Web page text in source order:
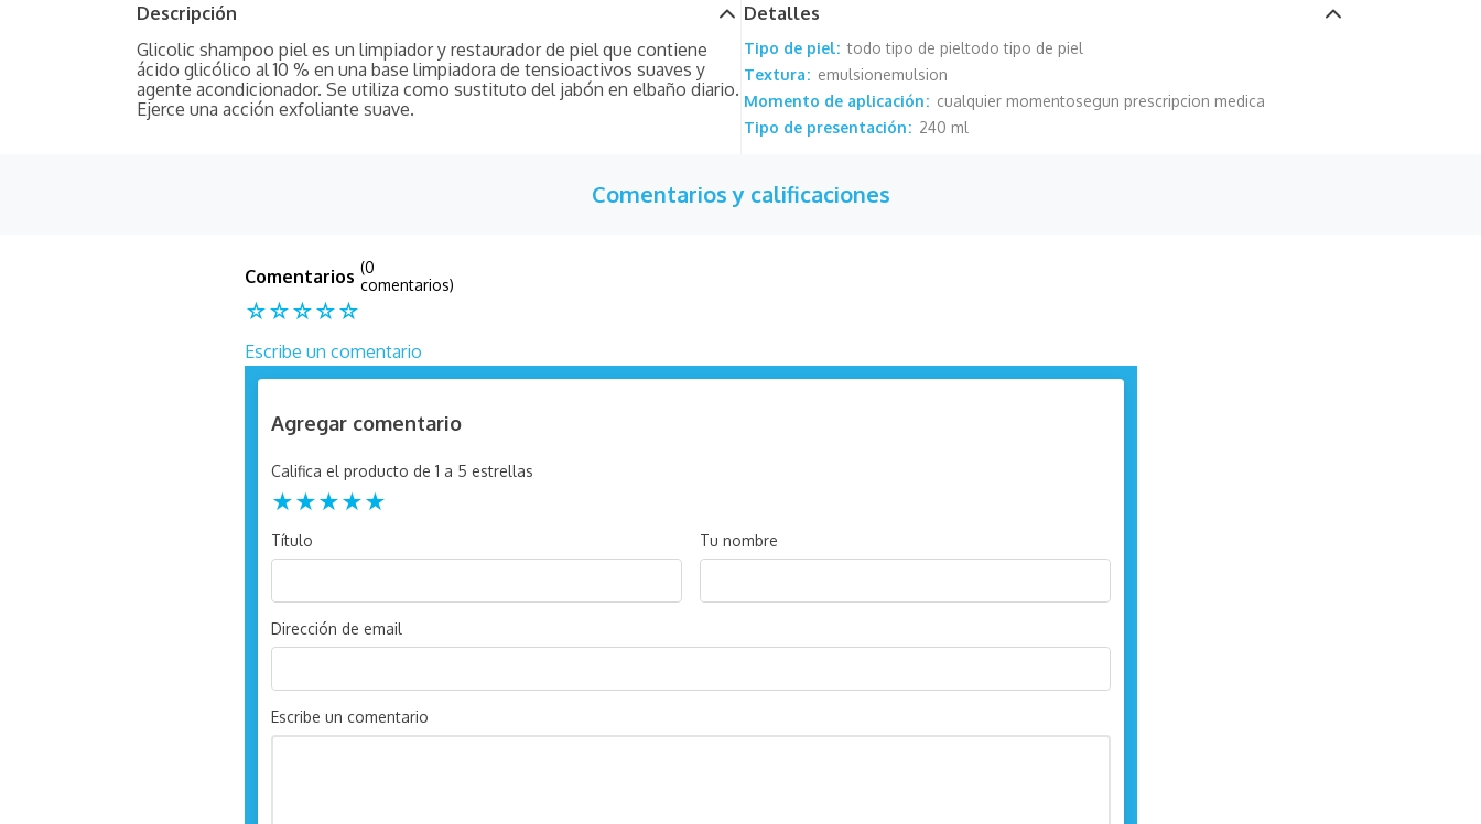
Descripción
Glicolic shampoo piel es un limpiador y restaurador de piel que contiene
ácido glicólico al 10 % en una base limpiadora de tensioactivos suaves y
agente acondicionador. Se utiliza como sustituto del jabón en elbaño diario.
Ejerce una acción exfoliante suave.
Detalles
Tipo de piel todo tipo de pieltodo tipo de piel
Textura
emulsionemulsion
Momento de aplicación
cualquier momentosegun prescripcion medica
Tipo de presentación
240 ml
Comentarios y calificaciones
☆☆☆☆☆
(0
comentarios)
Escribe un comentario
Agregar comentario
Título
Califica el producto de 1 a 5 estrellas
★★★★★
Tu nombre
Dirección de email
Escribe un comentario